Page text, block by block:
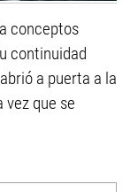
conceptos
continuidad
a puerta a la
vez que se